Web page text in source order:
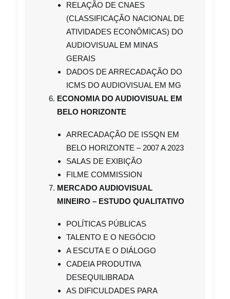
RELAÇÃO DE CNAES
(CLASSIFICAÇÃO NACIONAL DE
ATIVIDADES ECONÔMICAS) DO
AUDIOVISUAL EM MINAS
GERAIS
DADOS DE ARRECADAÇÃO DO
ICMS DO AUDIOVISUAL EM MG
ECONOMIA DO AUDIOVISUAL EM
BELO HORIZONTE
ARRECADAÇÃO DE ISSQN EM
BELO HORIZONTE – 2007 A 2023
SALAS DE EXIBIÇÃO
FILME COMMISSION
MERCADO AUDIOVISUAL
MINEIRO – ESTUDO QUALITATIVO
POLÍTICAS PÚBLICAS
TALENTO E O NEGÓCIO
A ESCUTA E O DIÁLOGO
CADEIA PRODUTIVA
DESEQUILIBRADA
AS DIFICULDADES PARA